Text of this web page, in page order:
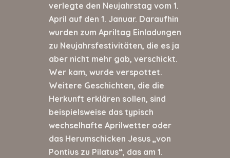
verlegte den Neujahrstag vom 1.
April auf den 1. Januar. Daraufhin
wurden zum Apriltag Einladungen
zu Neujahrsfestivitäten, die es ja
aber nicht mehr gab, verschickt.
Wer kam, wurde verspottet.
Weitere Geschichten, die die
Herkunft erklären sollen, sind
beispielsweise das typisch
wechselhafte Aprilwetter oder
das Herumschicken Jesus „von
Pontius zu Pilatus“, das am 1.